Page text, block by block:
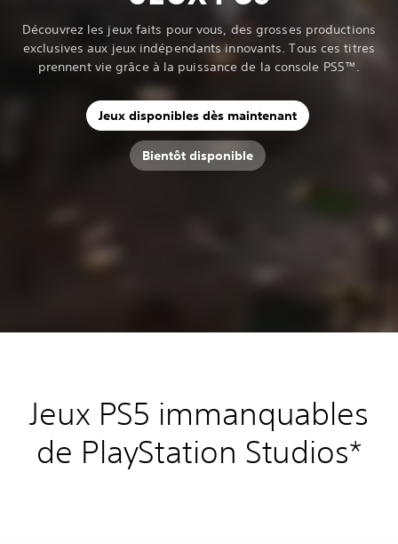
Découvrez les jeux faits pour vous, des grosses productions
exclusives aux jeux indépendants innovants. Tous ces titres
prennent vie grâce à la puissance de la console PS5™.
Jeux disponibles dès maintenant
Bientôt disponible
Jeux PS5 immanquables
de PlayStation Studios*